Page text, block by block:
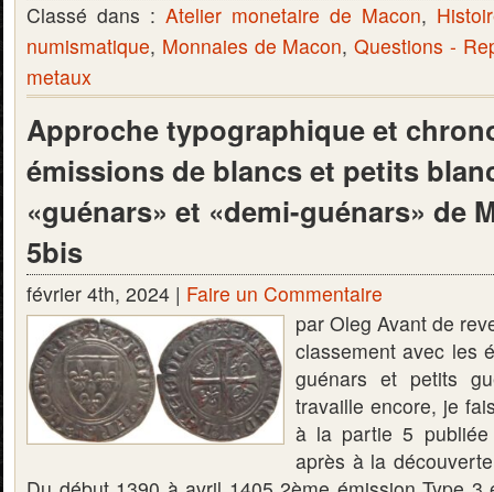
Classé dans : Atelier monetaire de Macon,
numismatique, Monnaies de Macon, Questions -
metaux
Approche typographique et
émissions de blancs et petits
«guénars» et «demi-guénars» de
5bis
février 4th, 2024 | Faire un Commentaire
par Oleg Avant de
classement avec les
guénars et petits
travaille encore, je
à la partie 5
après à la